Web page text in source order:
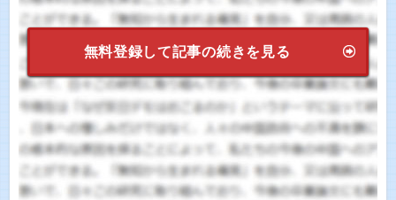
無料登録して記事の続きを見る